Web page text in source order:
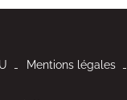
Mentions légales